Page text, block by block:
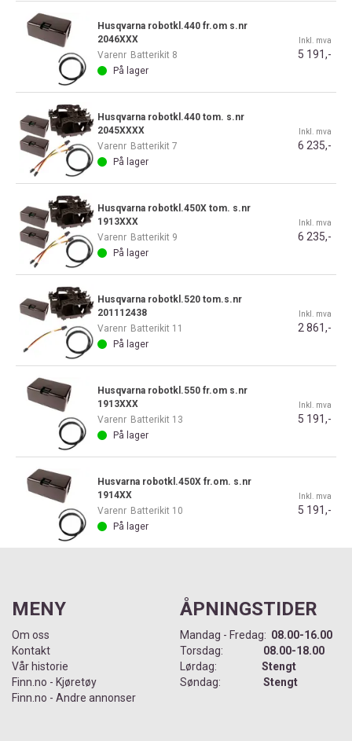
Husqvarna robotkl.440 fr.om s.nr
2046XXX
Varenr Batterikit 8
På lager
Inkl. mva
5 191,-
Husqvarna robotkl.440 tom. s.nr
2045XXXX
Varenr Batterikit 7
På lager
Inkl. mva
6 235,-
Husqvarna robotkl.450X tom. s.nr
1913XXX
Varenr Batterikit 9
På lager
Inkl. mva
6 235,-
Husqvarna robotkl.520 tom.s.nr
201112438
Varenr Batterikit 11
På lager
Inkl. mva
2 861,-
Husqvarna robotkl.550 fr.om s.nr
1913XXX
Varenr Batterikit 13
På lager
Inkl. mva
5 191,-
Husvarna robotkl.450X fr.om. s.nr
1914XX
Varenr Batterikit 10
På lager
Inkl. mva
5 191,-
MENY
Om oss
Kontakt
Vår historie
Finn.no - Kjøretøy
Finn.no - Andre annonser
ÅPNINGSTIDER
Mandag - Fredag: 08.00-16.00
Torsdag: 08.00-18.00
Lørdag: Stengt
Søndag: Stengt